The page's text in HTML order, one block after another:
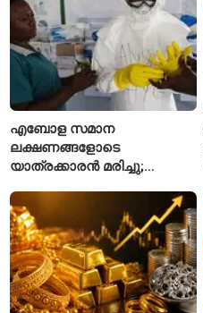
എബോള സമാന
ലക്ഷണങ്ങളോടെ
യാത്രക്കാരൻ മരിച്ചു;
യാത്രക്കാരെ
നിരീക്ഷണത്തിൽ